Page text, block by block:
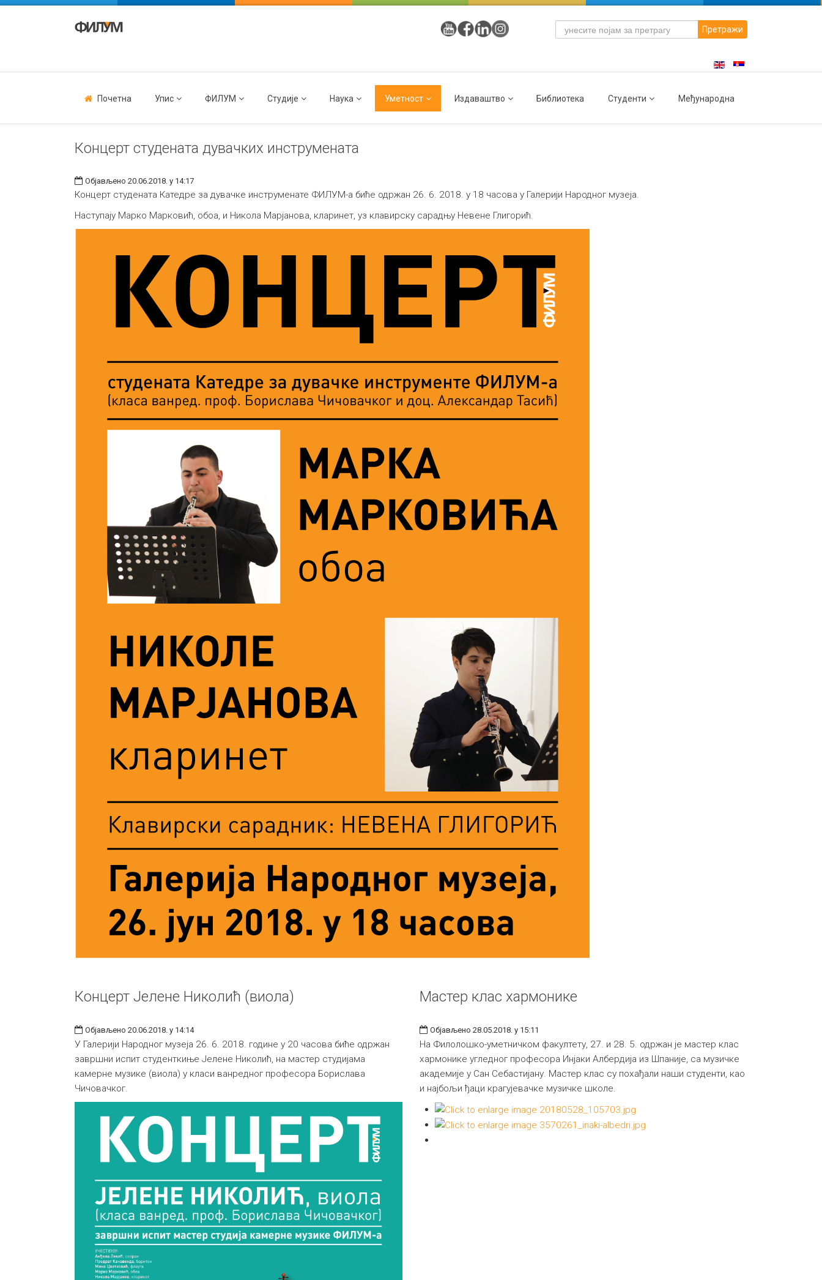
Претражи
Почетна Упис ФИЛУМ Студије Наука Уметност Издаваштво Библиотека Студенти Међународна
Концерт студената дувачких инструмената
Објављено 20.06.2018. у 14:17
Концерт студената Катедре за дувачке инструменате ФИЛУМ-а биће одржан 26. 6. 2018. у 18 часова у Галерији Народног музеја.
Наступају Марко Марковић, обоа, и Никола Марјановa, кларинет, уз клавирску сарадњу Невене Глигорић.
Концерт Јелене Николић (виола)
Објављено 20.06.2018. у 14:14
У Галерији Народног музеја 26. 6. 2018. године у 20 часова биће одржан
завршни испит студенткиње Јелене Николић, на мастер студијама
камерне музике (виола) у класи ванредног професора Борислава
Чичовачког.
Мастер клас хармонике
Објављено 28.05.2018. у 15:11
На Филолошко-уметничком факултету, 27. и 28. 5. одржан је мастер клас
хармонике угледног професора Инјаки Албердија из Шпаније, са музичке
академије у Сан Себастијану. Мастер клас су похађали наши студенти, као
и најбољи ђаци крагујевачке музичке школе.